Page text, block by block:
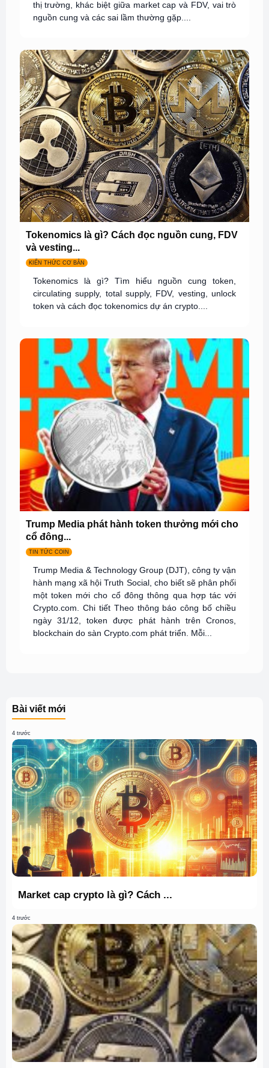
thị trường, khác biệt giữa market cap và FDV, vai trò
nguồn cung và các sai lầm thường gặp....
Tokenomics là gì? Cách đọc nguồn cung, FDV
và vesting...
KIẾN THỨC CƠ BẢN
Tokenomics là gì? Tìm hiểu nguồn cung token,
circulating supply, total supply, FDV, vesting, unlock
token và cách đọc tokenomics dự án crypto....
Trump Media phát hành token thưởng mới cho
cổ đông...
TIN TỨC COIN
Trump Media & Technology Group (DJT), công ty vận
hành mạng xã hội Truth Social, cho biết sẽ phân phối
một token mới cho cổ đông thông qua hợp tác với
Crypto.com. Chi tiết Theo thông báo công bố chiều
ngày 31/12, token được phát hành trên Cronos,
blockchain do sàn Crypto.com phát triển. Mỗi...
Bài viết mới
4 trước
Market cap crypto là gì? Cách ...
4 trước